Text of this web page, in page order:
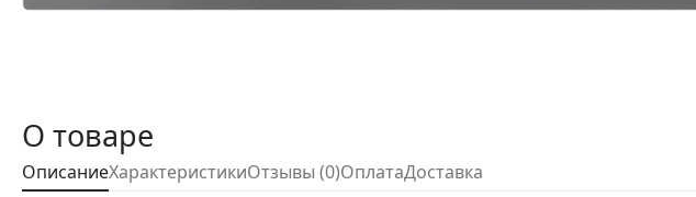
О товаре
ОписаниеХарактеристикиОтзывы (0)ОплатаДоставка